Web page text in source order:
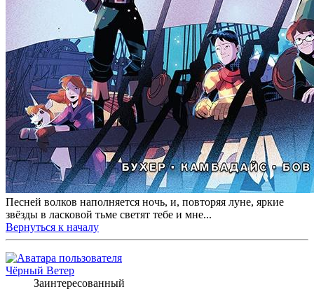
Песней волков наполняется ночь, и, повторяя луне, яркие
звёзды в ласковой тьме светят тебе и мне...
Вернуться к началу
Чёрный Ветер
Заинтересованный